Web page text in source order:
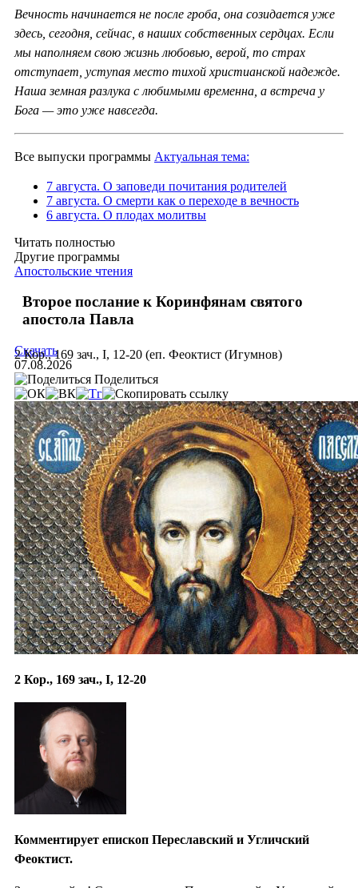
Вечность начинается не после гроба, она созидается уже
здесь, сегодня, сейчас, в наших собственных сердцах. Если
мы наполняем свою жизнь любовью, верой, то страх
отступает, уступая место тихой христианской надежде.
Наша земная разлука с любимыми временна, а встреча у
Бога — это уже навсегда.
Все выпуски программы Актуальная тема:
7 августа. О заповеди почитания родителей
7 августа. О смерти как о переходе в вечность
6 августа. О плодах молитвы
Читать полностью
Другие программы
Апостольские чтения
Второе послание к Коринфянам святого
апостола Павла
2 Кор., 169 зач., I, 12-20 (еп. Феоктист (Игумнов)
Скачать
07.08.2026
Поделиться
2 Кор., 169 зач., I, 12-20
Комментирует епископ Переславский и Угличский
Феоктист.